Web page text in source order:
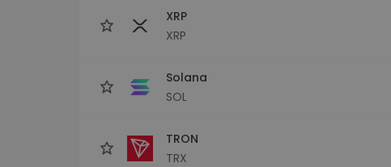
XRP
XRP
Solana
SOL
TRON
TRX